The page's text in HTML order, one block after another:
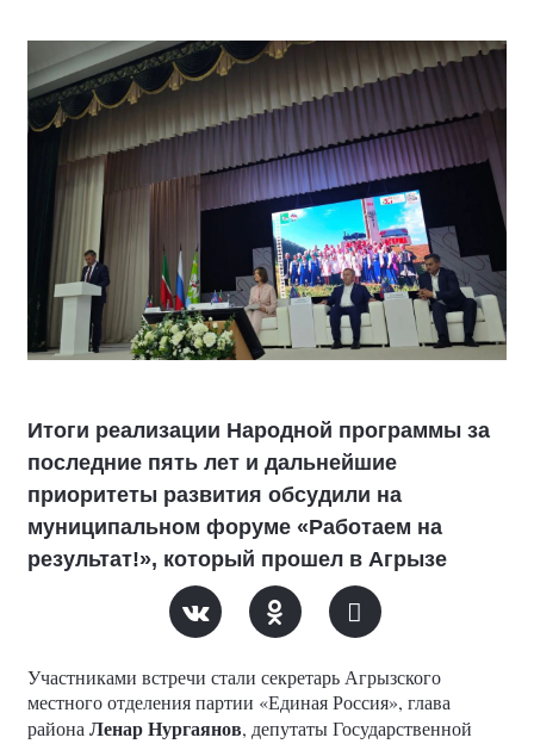
Итоги реализации Народной программы за
последние пять лет и дальнейшие
приоритеты развития обсудили на
муниципальном форуме «Работаем на
результат!», который прошел в Агрызе
Участниками встречи стали секретарь Агрызского
местного отделения партии «Единая Россия», глава
района Ленар Нургаянов, депутаты Государственной